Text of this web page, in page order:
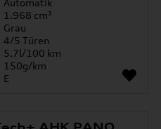
Automatik
1.968 cm³
Grau
4/5 Türen
5.7l/100 km
150g/km
E